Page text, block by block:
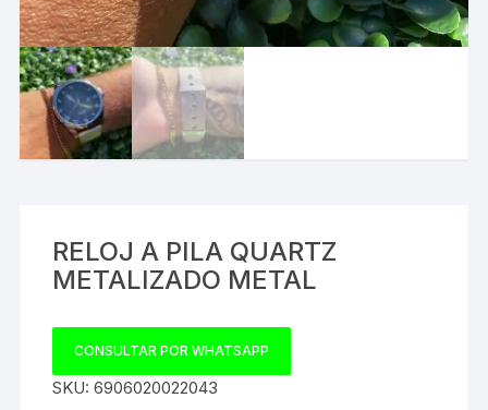
RELOJ A PILA QUARTZ
METALIZADO METAL
CONSULTAR POR WHATSAPP
SKU:6906020022043